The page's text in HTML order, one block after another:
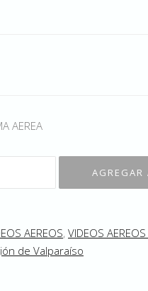
AEREA
AEREOS, VIDEOS
de Valparaíso